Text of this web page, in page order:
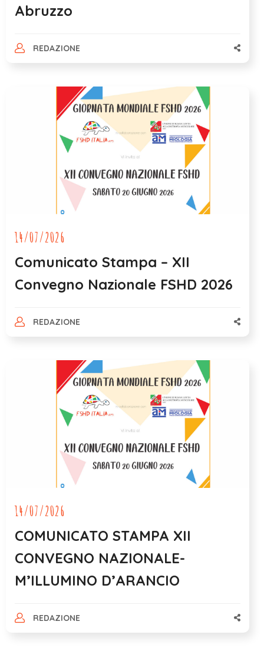
Abruzzo
REDAZIONE
14/07/2026
Comunicato Stampa – XII
Convegno Nazionale FSHD 2026
REDAZIONE
14/07/2026
COMUNICATO STAMPA XII
CONVEGNO NAZIONALE-
M’ILLUMINO D’ARANCIO
REDAZIONE